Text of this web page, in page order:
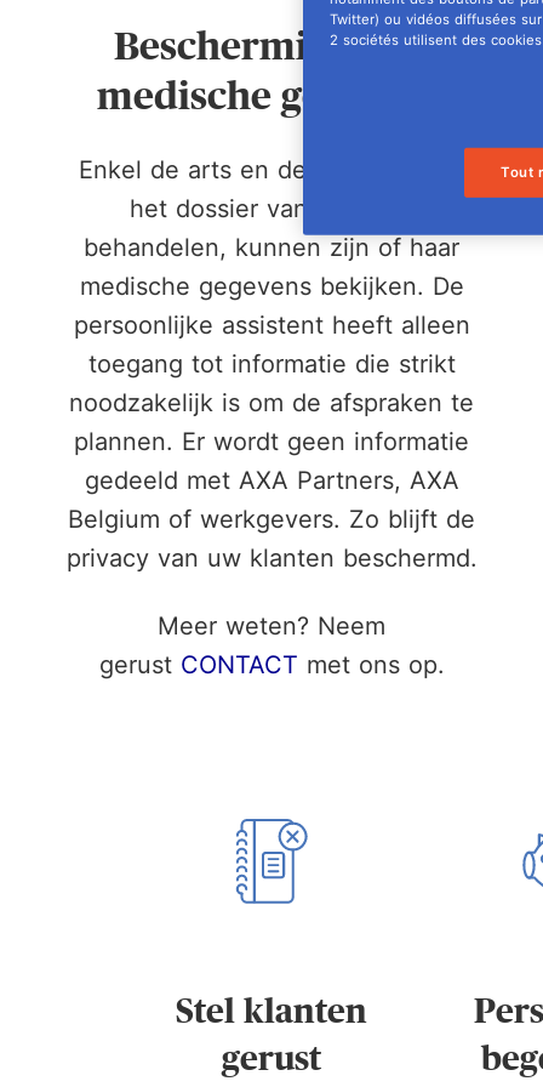
Bescherming van
medische gegevens
Enkel de arts en de specialist die
het dossier van uw klant
behandelen, kunnen zijn of haar
medische gegevens bekijken. De
persoonlijke assistent heeft alleen
toegang tot informatie die strikt
noodzakelijk is om de afspraken te
plannen. Er wordt geen informatie
gedeeld met AXA Partners, AXA
Belgium of werkgevers. Zo blijft de
privacy van uw klanten beschermd.
Meer weten? Neem
gerust CONTACT met ons op.
Stel klanten
gerust
Twitter) ou vidéos diffusées
2 sociétés utilisent des
Tout